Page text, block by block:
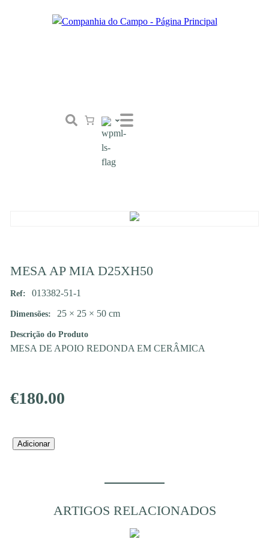
MESA AP MIA D25XH50
Ref: 013382-51-1
Dimensões: 25 × 25 × 50 cm
Descrição do Produto
MESA DE APOIO REDONDA EM CERÂMICA
€180.00
Quantidade
Adicionar
ARTIGOS RELACIONADOS